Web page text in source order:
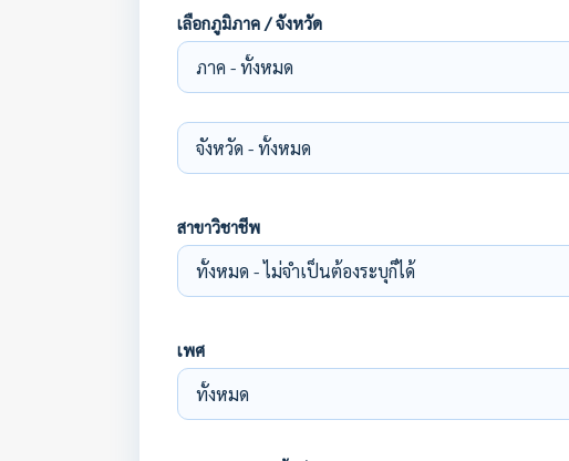
เลือกภูมิภาค / จังหวัด
สาขาวิชาชีพ
เพศ